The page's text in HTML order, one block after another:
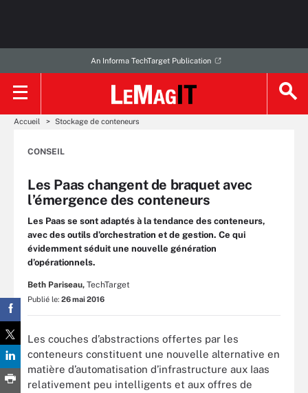
An Informa TechTarget Publication
Accueil Stockage de conteneurs
CONSEIL
Les Paas changent de braquet avec
l’émergence des conteneurs
Les Paas se sont adaptés à la tendance des conteneurs,
avec des outils d’orchestration et de gestion. Ce qui
évidemment séduit une nouvelle génération
d’opérationnels.
Beth Pariseau, TechTarget
Publié le: 26 mai 2016
Les couches d’abstractions offertes par les
conteneurs constituent une nouvelle alternative en
matière d’automatisation d’infrastructure aux Iaas
relativement peu intelligents et aux offres de